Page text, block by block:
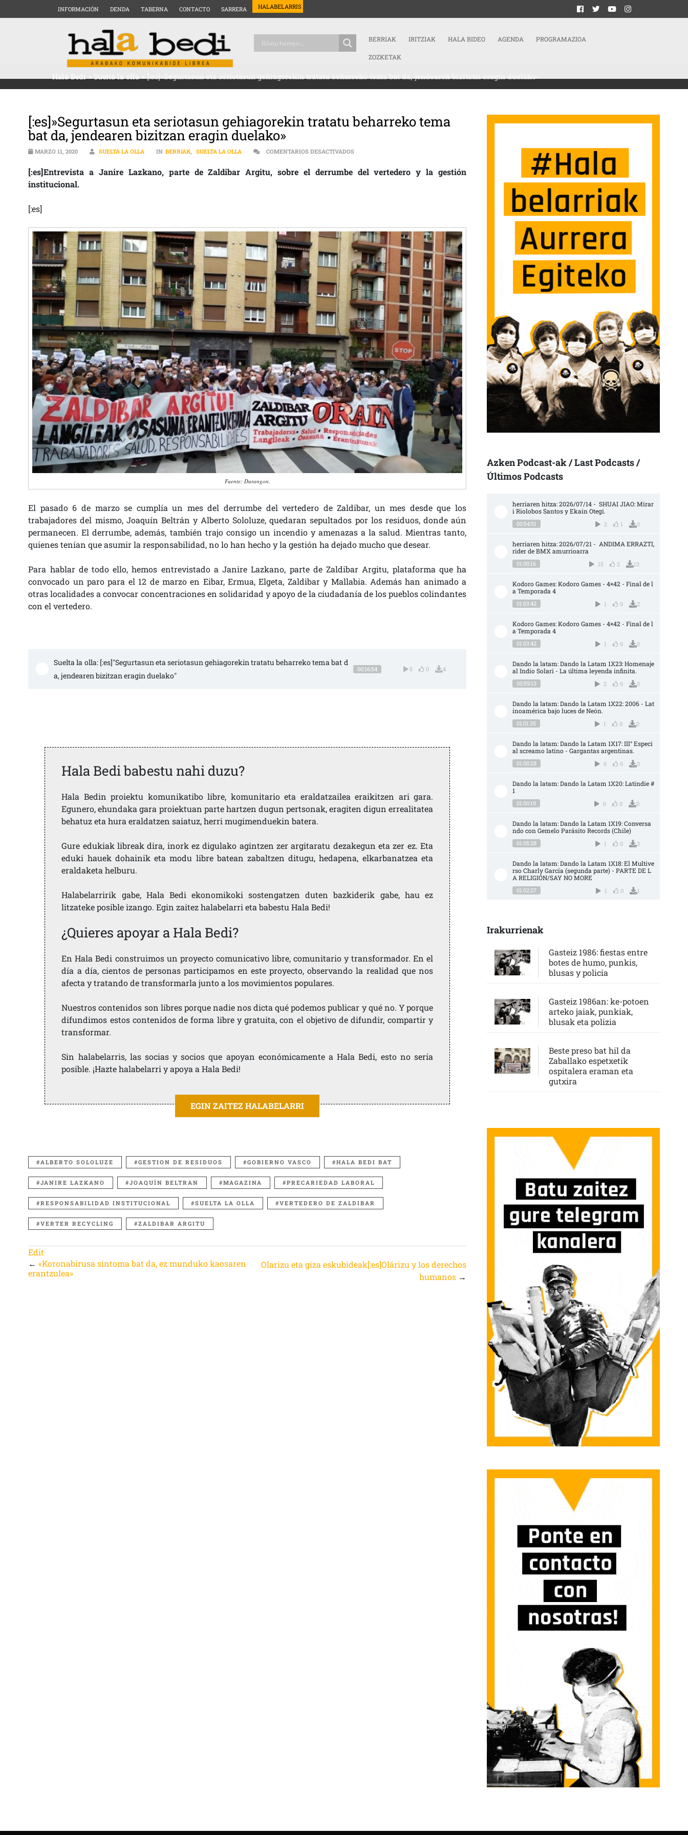
INFORMACIÓN DENDA TABERNA CONTACTO SARRERA HALABELARRIS
BERRIAK IRITZIAK HALA BIDEO AGENDA PROGRAMAZIOA
ZOZKETAK
Hala Bedi>Suelta la olla>[:es]»Segurtasun eta seriotasun gehiagorekin tratatu beharreko tema bat da, jendearen bizitzan eragin duelako»
[:es]»Segurtasun eta seriotasun gehiagorekin tratatu beharreko tema
bat da, jendearen bizitzan eragin duelako»
MARZO 11, 2020 SUELTA LA OLLA IN BERRIAK, SUELTA LA OLLA COMENTARIOS DESACTIVADOSEN [:ES]»SEGURTASUN ETA SERIOTASUN GEHIAGOREKIN TRATATU BEHARREKO TEMA BAT DA, JENDEAREN BIZITZAN
[:es]Entrevista a Janire Lazkano, parte de Zaldibar Argitu, sobre el derrumbe del vertedero y la gestión
institucional.
[:es]
Fuente: Durangon.
El pasado 6 de marzo se cumplía un mes del derrumbe del vertedero de Zaldibar, un mes desde que los
trabajadores del mismo, Joaquín Beltrán y Alberto Sololuze, quedaran sepultados por los residuos, donde aún
permanecen. El derrumbe, además, también trajo consigo un incendio y amenazas a la salud. Mientras tanto,
quienes tenían que asumir la responsabilidad, no lo han hecho y la gestión ha dejado mucho que desear.
Para hablar de todo ello, hemos entrevistado a Janire Lazkano, parte de Zaldibar Argitu, plataforma que ha
convocado un paro para el 12 de marzo en Eibar, Ermua, Elgeta, Zaldibar y Mallabia. Además han animado a
otras localidades a convocar concentraciones en solidaridad y apoyo de la ciudadanía de los pueblos colindantes
con el vertedero.
Suelta la olla: [:es]"Segurtasun eta seriotasun gehiagorekin tratatu beharreko tema bat d
a, jendearen bizitzan eragin duelako"
00:16:54 5 0 4
Hala Bedi babestu nahi duzu?
Hala Bedin proiektu komunikatibo libre, komunitario eta eraldatzailea eraikitzen ari gara.
Egunero, ehundaka gara proiektuan parte hartzen dugun pertsonak, eragiten digun errealitatea
behatuz eta hura eraldatzen saiatuz, herri mugimenduekin batera.
Gure edukiak libreak dira, inork ez digulako agintzen zer argitaratu dezakegun eta zer ez. Eta
eduki hauek dohainik eta modu libre batean zabaltzen ditugu, hedapena, elkarbanatzea eta
eraldaketa helburu.
Halabelarririk gabe, Hala Bedi ekonomikoki sostengatzen duten bazkiderik gabe, hau ez
litzateke posible izango. Egin zaitez halabelarri eta babestu Hala Bedi!
¿Quieres apoyar a Hala Bedi?
En Hala Bedi construimos un proyecto comunicativo libre, comunitario y transformador. En el
día a día, cientos de personas participamos en este proyecto, observando la realidad que nos
afecta y tratando de transformarla junto a los movimientos populares.
Nuestros contenidos son libres porque nadie nos dicta qué podemos publicar y qué no. Y porque
difundimos estos contenidos de forma libre y gratuita, con el objetivo de difundir, compartir y
transformar.
Sin halabelarris, las socias y socios que apoyan económicamente a Hala Bedi, esto no sería
posible. ¡Hazte halabelarri y apoya a Hala Bedi!
EGIN ZAITEZ HALABELARRI
ALBERTO SOLOLUZE GESTION DE RESIDUOS GOBIERNO VASCO HALA BEDI BAT
JANIRE LAZKANO JOAQUÍN BELTRAN MAGAZINA PRECARIEDAD LABORAL
RESPONSABILIDAD INSTITUCIONAL SUELTA LA OLLA VERTEDERO DE ZALDIBAR
VERTER RECYCLING ZALDIBAR ARGITU
Edit
←«Koronabirusa sintoma bat da, ez munduko kaosaren
erantzulea»
Olarizu eta giza eskubideak[:es]Olárizu y los derechos
humanos→
Azken Podcast-ak / Last Podcasts /
Últimos Podcasts
herriaren hitza: 2026/07/14 -  SHUAI JIAO: Mirar
i Riolobos Santos y Ekain Otegi.
00:54:51 2 1 0
herriaren hitza: 2026/07/21 -  ANDIMA ERRAZTI,
rider de BMX amurrioarra
01:00:16 15 2 13
Kodoro Games: Kodoro Games - 4×42 - Final de l
a Temporada 4
01:03:42 1 0 2
Kodoro Games: Kodoro Games - 4×42 - Final de l
a Temporada 4
01:03:42 1 0 0
Dando la latam: Dando la Latam 1X23: Homenaje
al Indio Solari - La última leyenda infinita.
00:59:13 2 0 0
Dando la latam: Dando la Latam 1X22: 2006 - Lat
inoamérica bajo luces de Neón.
01:01:35 1 0 0
Dando la latam: Dando la Latam 1X17: III° Especi
al screamo latino - Gargantas argentinas.
01:00:28 0 0 0
Dando la latam: Dando la Latam 1X20: Latindie #
1
01:00:19 0 0 0
Dando la latam: Dando la Latam 1X19: Conversa
ndo con Gemelo Parásito Records (Chile)
01:05:28 1 0 3
Dando la latam: Dando la Latam 1X18: El Multive
rso Charly García (segunda parte) - PARTE DE L
A RELIGIÓN/SAY NO MORE
01:02:27 1 0 1
Irakurrienak
Gasteiz 1986: fiestas entre
botes de humo, punkis,
blusas y policía
Gasteiz 1986an: ke-potoen
arteko jaiak, punkiak,
blusak eta polizia
Beste preso bat hil da
Zaballako espetxetik
ospitalera eraman eta
gutxira